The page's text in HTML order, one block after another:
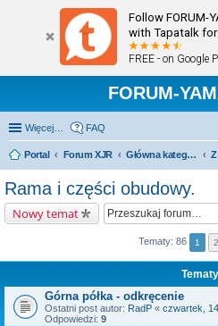
Follow FORUM-
with Tapatalk
FREE - on Google
FORUM-
Więcej… FAQ
Portal Forum XJR Główna kategoria forum
Rama i części obudowy.
Nowy temat
Tematy: 86 1 2
Tematy
Górna półka - odkręcenie
Ostatni post autor: RadP « czwartek,
Odpowiedzi: 9